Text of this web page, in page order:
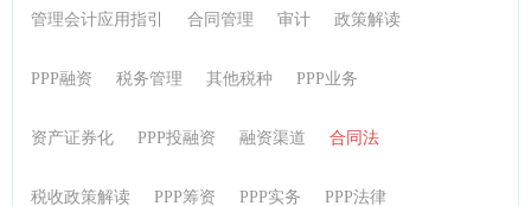
管理会计应用指引 合同管理 审计 政策解读
PPP融资 税务管理 其他税种 PPP业务
资产证券化 PPP投融资 融资渠道 合同法
税收政策解读 PPP筹资 PPP实务 PPP法律